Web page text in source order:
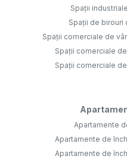
Spații
Spații de birouri
Spații comerciale de
Spații comerciale
Spații comerciale
Apartamente
Apartamente de
Apartamente de